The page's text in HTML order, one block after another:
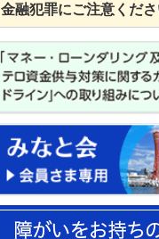
金融犯罪にご注意くだ